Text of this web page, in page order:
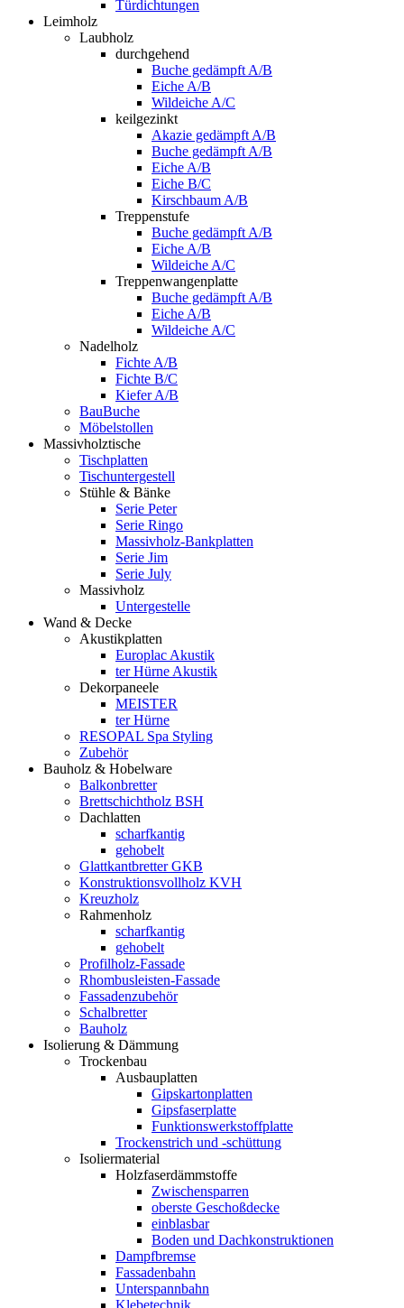
Türdichtungen
Leimholz
Laubholz
durchgehend
Buche gedämpft A/B
Eiche A/B
Wildeiche A/C
keilgezinkt
Akazie gedämpft A/B
Buche gedämpft A/B
Eiche A/B
Eiche B/C
Kirschbaum A/B
Treppenstufe
Buche gedämpft A/B
Eiche A/B
Wildeiche A/C
Treppenwangenplatte
Buche gedämpft A/B
Eiche A/B
Wildeiche A/C
Nadelholz
Fichte A/B
Fichte B/C
Kiefer A/B
BauBuche
Möbelstollen
Massivholztische
Tischplatten
Tischuntergestell
Stühle & Bänke
Serie Peter
Serie Ringo
Massivholz-Bankplatten
Serie Jim
Serie July
Massivholz
Untergestelle
Wand & Decke
Akustikplatten
Europlac Akustik
ter Hürne Akustik
Dekorpaneele
MEISTER
ter Hürne
RESOPAL Spa Styling
Zubehör
Bauholz & Hobelware
Balkonbretter
Brettschichtholz BSH
Dachlatten
scharfkantig
gehobelt
Glattkantbretter GKB
Konstruktionsvollholz KVH
Kreuzholz
Rahmenholz
scharfkantig
gehobelt
Profilholz-Fassade
Rhombusleisten-Fassade
Fassadenzubehör
Schalbretter
Bauholz
Isolierung & Dämmung
Trockenbau
Ausbauplatten
Gipskartonplatten
Gipsfaserplatte
Funktionswerkstoffplatte
Trockenstrich und -schüttung
Isoliermaterial
Holzfaserdämmstoffe
Zwischensparren
oberste Geschoßdecke
einblasbar
Boden und Dachkonstruktionen
Dampfbremse
Fassadenbahn
Unterspannbahn
Klebetechnik